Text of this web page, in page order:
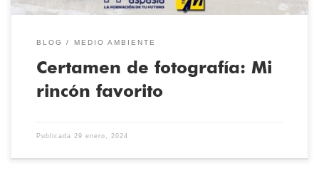
BLOG MEDIO AMBIENTE
Certamen de fotografía: Mi
rincón favorito
Publicada 29 enero, 2024